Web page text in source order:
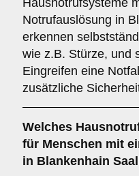
Hausnotrufsysteme
Notrufauslösung in
erkennen
wie z.B. Stürze, und
Eingreifen eine
zusätzliche
Welches
für Menschen mit
in Blankenhain